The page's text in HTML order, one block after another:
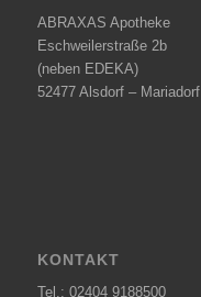
ABRAXAS Apotheke
Eschweilerstraße 2b
(neben EDEKA)
52477 Alsdorf – Mariadorf
KONTAKT
Tel.: 02404 9188500